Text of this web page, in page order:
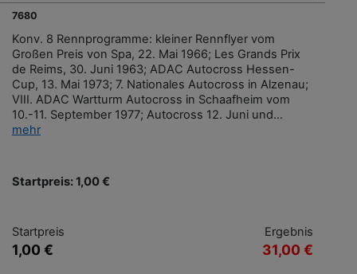
7680
Konv. 8 Rennprogramme: kleiner Rennflyer vom
Großen Preis von Spa, 22. Mai 1966; Les Grands Prix
de Reims, 30. Juni 1963; ADAC Autocross Hessen-
Cup, 13. Mai 1973; 7. Nationales Autocross in Alzenau;
VIII. ADAC Wartturm Autocross in Schaafheim vom
10.-11. September 1977; Autocross 12. Juni und...
mehr
Startpreis: 1,00 €
Startpreis
1,00 €
Ergebnis
31,00 €